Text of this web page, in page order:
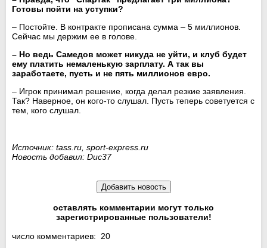
Готовы пойти на уступки?
– Постойте. В контракте прописана сумма – 5 миллионов.
Сейчас мы держим ее в голове.
– Но ведь Самедов может никуда не уйти, и клуб будет
ему платить немаленькую зарплату. А так вы
заработаете, пусть и не пять миллионов евро.
– Игрок принимал решение, когда делал резкие заявления.
Так? Наверное, он кого-то слушал. Пусть теперь советуется с
тем, кого слушал.
Источник: tass.ru, sport-express.ru
Новость добавил: Duc37
оставлять комментарии могут только
зарегистрированные пользователи!
число комментариев: 20